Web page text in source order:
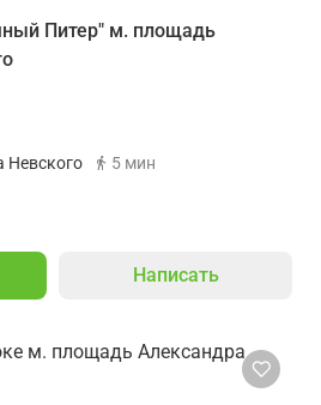
Питер" м. площадь
Невского
5 мин
Написать